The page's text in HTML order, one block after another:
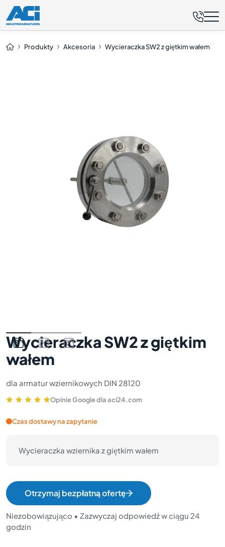
Produkty Akcesoria Wycieraczka SW2 z giętkim wałem
Wycieraczka SW2 z giętkim
wałem
dla armatur wziernikowych DIN 28120
Opinie Google dla aci24.com
Czas dostawy na zapytanie
Wycieraczka wziernika z giętkim wałem
Otrzymaj bezpłatną ofertę
Niezobowiązująco • Zazwyczaj odpowiedź w ciągu 24
godzin